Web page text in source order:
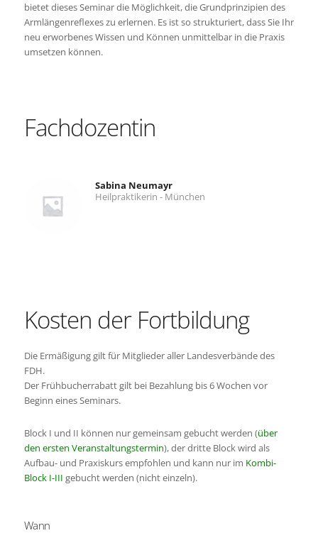
bietet dieses Seminar die Möglichkeit, die Grundprinzipien des
Armlängenreflexes zu erlernen. Es ist so strukturiert, dass Sie Ihr
neu erworbenes Wissen und Können unmittelbar in die Praxis
umsetzen können.
Fachdozentin
Sabina Neumayr
Heilpraktikerin - München
Kosten der Fortbildung
Die Ermäßigung gilt für Mitglieder aller Landesverbände des
FDH.
Der Frühbucherrabatt gilt bei Bezahlung bis 6 Wochen vor
Beginn eines Seminars.
Block I und II können nur gemeinsam gebucht werden (über
den ersten Veranstaltungstermin), der dritte Block wird als
Aufbau- und Praxiskurs empfohlen und kann nur im Kombi-
Block I-III gebucht werden (nicht einzeln).
Wann